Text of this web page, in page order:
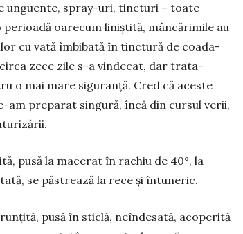
unguente, spray-uri, tincturi – toate
oarecum liniș­tită, mâncărimile au
cu vată îmbibată în tinctură de coada-
zece zile s-a vindecat, dar trata­
o mai mare siguranță. Cred că aceste
am pre­parat singură, încă din cursul verii,
pusă la macerat în rachiu de 40°, la
se păstrează la rece și întuneric.
pusă în sticlă, neîndesată, acoperită